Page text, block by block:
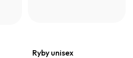
Ryby unisex